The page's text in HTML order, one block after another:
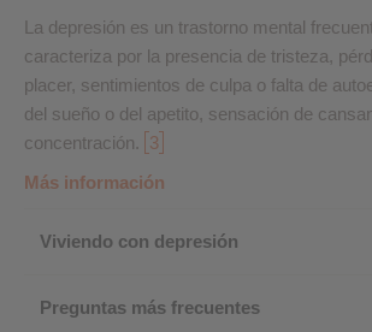
La depresión es un trastorno mental
caracteriza por la presencia de tristeza,
placer, sentimientos de culpa o falta de
del sueño o del apetito, sensación de
concentración. 3
Más información
Viviendo con depresión
Preguntas más frecuentes